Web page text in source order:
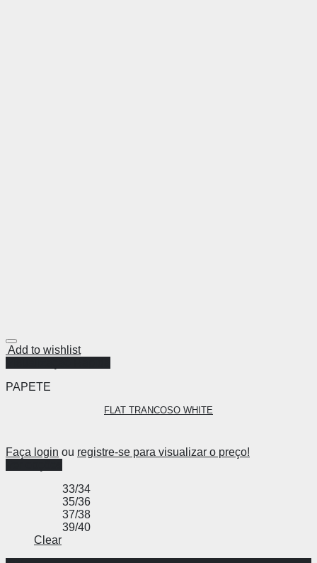
Add to wishlist
PAPETE
FLAT TRANCOSO WHITE
Faça login ou registre-se para visualizar o preço!
33/34
35/36
37/38
39/40
Clear